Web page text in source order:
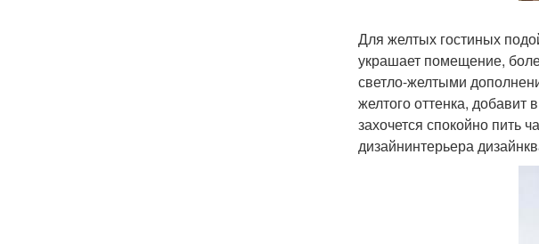
Для желтых гостиных
украшает помещение,
светло-желтыми
желтого оттенка, добавит
захочется спокойно пить
дизайнинтерьера